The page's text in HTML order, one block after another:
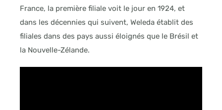
France, la première filiale voit le jour en 1924, et
dans les décennies qui suivent, Weleda établit des
filiales dans des pays aussi éloignés que le Brésil et
la Nouvelle-Zélande.